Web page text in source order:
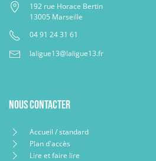
192 rue Horace Bertin
13005 Marseille
04 91 24 31 61
laligue13@laligue13.fr
Nous contacter
Accueil / standard
Plan d'accès
Lire et faire lire